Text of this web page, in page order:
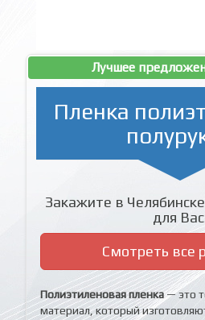
Лучшее
Пленка
Закажите в
для
Смотреть все
Полиэтиленовая пленка— это
материал, который